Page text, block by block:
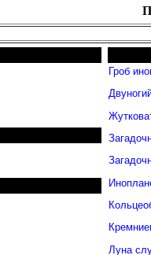
Гроб
Луна